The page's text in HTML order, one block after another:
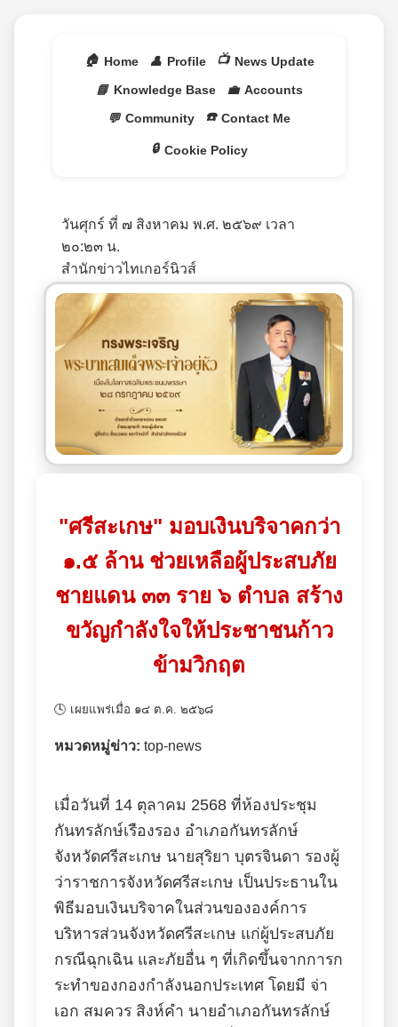
🏠 Home 👤 Profile 📺 News Update
📘 Knowledge Base 💼 Accounts
💬 Community ☎️ Contact Me
🔒 Cookie Policy
วันศุกร์ ที่ ๗ สิงหาคม พ.ศ. ๒๕๖๙ เวลา
๒๐:๒๓ น.
สำนักข่าวไทเกอร์นิวส์
"ศรีสะเกษ" มอบเงินบริจาคกว่า
๑.๕ ล้าน ช่วยเหลือผู้ประสบภัย
ชายแดน ๓๓ ราย ๖ ตำบล สร้าง
ขวัญกำลังใจให้ประชาชนก้าว
ข้ามวิกฤต
🕓 เผยแพร่เมื่อ ๑๔ ต.ค. ๒๕๖๘
หมวดหมู่ข่าว: top-news
เมื่อวันที่ 14 ตุลาคม 2568 ที่ห้องประชุม
กันทรลักษ์เรืองรอง อำเภอกันทรลักษ์
จังหวัดศรีสะเกษ นายสุริยา บุตรจินดา รองผู้
ว่าราชการจังหวัดศรีสะเกษ เป็นประธานใน
พิธีมอบเงินบริจาคในส่วนขององค์การ
บริหารส่วนจังหวัดศรีสะเกษ แก่ผู้ประสบภัย
กรณีฉุกเฉิน และภัยอื่น ๆ ที่เกิดขึ้นจากการก
ระทำของกองกำลังนอกประเทศ โดยมี จ่า
เอก สมควร สิงห์คำ นายอำเภอกันทรลักษ์